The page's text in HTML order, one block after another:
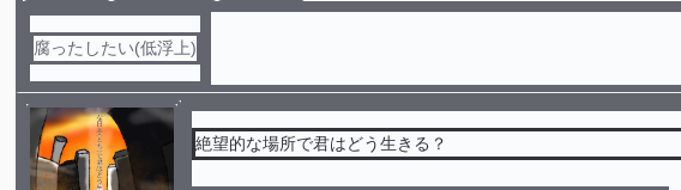
腐ったしたい(低浮上)
絶望的な場所で君はどう生きる？